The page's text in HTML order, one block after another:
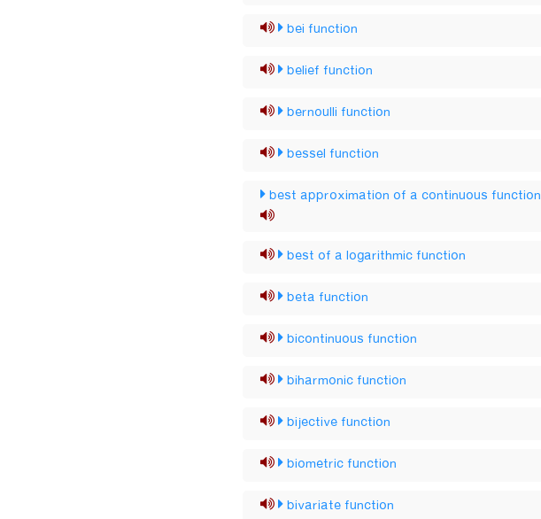
bei function
belief function
bernoulli function
bessel function
best approximation of a continuous function
best of a logarithmic function
beta function
bicontinuous function
biharmonic function
bijective function
biometric function
bivariate function